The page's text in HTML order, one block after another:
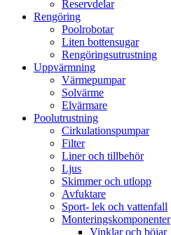
Reservdelar
Rengöring
Poolrobotar
Liten bottensugar
Rengöringsutrustning
Uppvärmning
Värmepumpar
Solvärme
Elvärmare
Poolutrustning
Cirkulationspumpar
Filter
Liner och tillbehör
Ljus
Skimmer och utlopp
Avfuktare
Sport- lek och vattenfall
Monteringskomponenter
Vinklar och böjar